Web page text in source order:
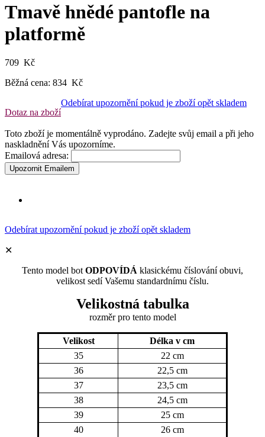
Tmavě hnědé pantofle na
platformě
709 Kč
Běžná cena: 834 Kč
Dotaz na zboží
Odebírat upozornění pokud je zboží opět skladem
Toto zboží je momentálně vyprodáno. Zadejte svůj email a při jeho
naskladnění Vás upozorníme.
Emailová adresa:
Upozornit Emailem
Odebírat upozornění pokud je zboží opět skladem
✕
Tento model bot ODPOVÍDÁ klasickému číslování obuvi,
velikost sedí Vašemu standardnímu číslu.
Velikostná tabulka
rozměrpro tento model
Velikost
Délka v cm
35
22 cm
36
22,5 cm
37
23,5 cm
38
24,5 cm
39
25 cm
40
26 cm